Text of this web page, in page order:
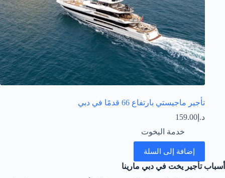
تأجير ماجيستي بارتفاع 66 قدمًا في دبي
د.إ 159.00
خدمة اليخوت
إضافة إلى السلة
أسباب تأجير يخت في دبي مارينا